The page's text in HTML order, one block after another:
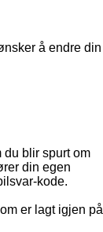
å endre din
du blir spurt om
din egen
kode.
er lagt igjen på